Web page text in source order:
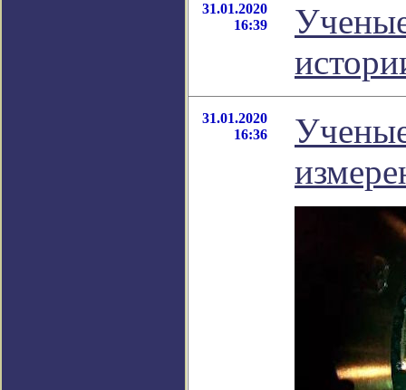
31.01.2020
16:39
31.01.2020
16:36